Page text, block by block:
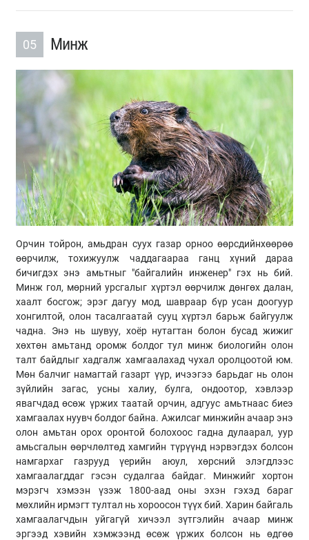
05 Минж
Орчин тойрон, амьдран суух газар орноо өөрсдийнхөөрөө
өөрчилж, тохижуулж чаддагаараа ганц хүний дараа
бичигдэх энэ амьтныг "байгалийн инженер" гэх нь бий.
Минж гол, мөрний урсгалыг хүртэл өөрчилж дөнгөх далан,
хаалт босгож; эрэг дагуу мод, шавраар бүр усан доогуур
хонгилтой, олон тасалгаатай сууц хүртэл барьж байгуулж
чадна. Энэ нь шувуу, хоёр нутагтан болон бусад жижиг
хөхтөн амьтанд оромж болдог тул минж биологийн олон
талт байдлыг хадгалж хамгаалахад чухал оролцоотой юм.
Мөн балчиг намагтай газарт үүр, ичээгээ барьдаг нь олон
зүйлийн загас, усны халиу, булга, ондоотор, хэвлээр
явагчдад өсөж үржих таатай орчин, адгуус амьтнаас биеэ
хамгаалах нуувч болдог байна. Ажилсаг минжийн ачаар энэ
олон амьтан орох оронтой болохоос гадна дулаарал, уур
амьсгалын өөрчлөлтөд хамгийн түрүүнд нэрвэгдэх болсон
намгархаг газрууд үерийн аюул, хөрсний элэгдлээс
хамгаалагддаг гэсэн судалгаа байдаг. Минжийг хортон
мэрэгч хэмээн үзэж 1800-аад оны эхэн гэхэд бараг
мөхлийн ирмэгт тултал нь хороосон түүх бий. Харин байгаль
хамгаалагчдын уйгагүй хичээл зүтгэлийн ачаар минж
эргээд хэвийн хэмжээнд өсөж үржих болсон нь өдгөө